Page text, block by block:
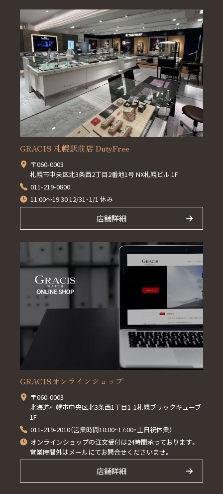
GRACIS 札幌駅前店 DutyFree
〒060-0003
札幌市中央区北3条西2丁目2番地1号 NX札幌ビル 1F
011-219-0800
11:00～19:30 12/31･1/1 休み
店舗詳細
GRACISオンラインショップ
〒060-0003
北海道札幌市中央区北3条西1丁目1-1札幌ブリックキューブ
1F
011-219-2010（営業時間10:00~17:00・土日祝休業）
オンラインショップの注文受付は24時間承っております。
営業時間外はメールにてお問合せくださいませ。
店舗詳細